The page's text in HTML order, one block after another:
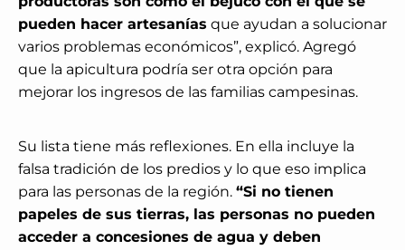
pueden hacer artesanías que ayudan a solucionar
varios problemas económicos”, explicó. Agregó
que la apicultura podría ser otra opción para
mejorar los ingresos de las familias campesinas.
Su lista tiene más reflexiones. En ella incluye la
falsa tradición de los predios y lo que eso implica
para las personas de la región. “Si no tienen
papeles de sus tierras, las personas no pueden
acceder a concesiones de agua y deben